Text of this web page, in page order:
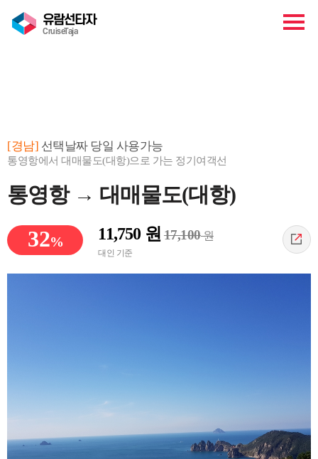
유람선타자
CruiseTaja
[경남] 선택날짜 당일 사용가능
통영항에서 대매물도(대항)으로 가는 정기여객선
통영항 → 대매물도(대항)
32% 11,750 원 17,100원
대인 기준